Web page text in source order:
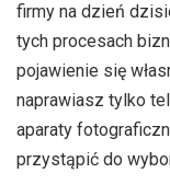
firmy na dzień
tych procesach
pojawienie się
naprawiasz tylko
aparaty
przystąpić do